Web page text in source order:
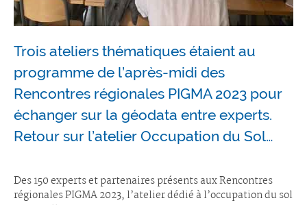
Trois ateliers thématiques étaient au
programme de l’après-midi des
Rencontres régionales PIGMA 2023 pour
échanger sur la géodata entre experts.
Retour sur l’atelier Occupation du Sol…
Des 150 experts et partenaires présents aux Rencontres
régionales PIGMA 2023, l’atelier dédié à l’occupation du sol